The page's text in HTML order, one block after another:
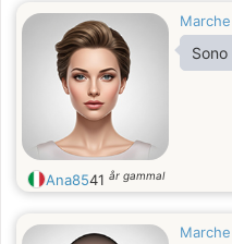
Marche
Ana8541 år gammal
Marche